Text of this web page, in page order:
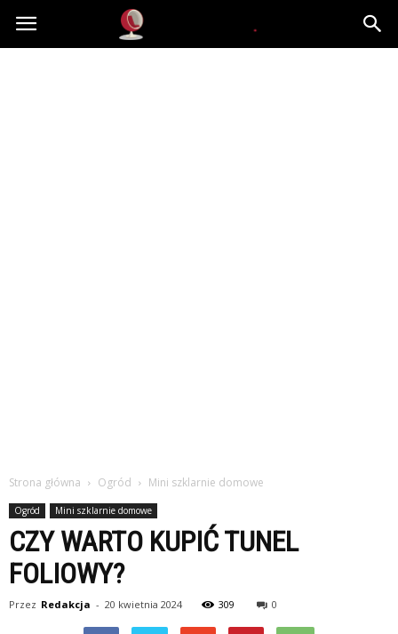
Dekoteria.pl
Strona główna Ogród Mini szklarnie domowe
Ogród Mini szklarnie domowe
CZY WARTO KUPIĆ TUNEL
FOLIOWY?
Przez Redakcja - 20 kwietnia 2024 309 0